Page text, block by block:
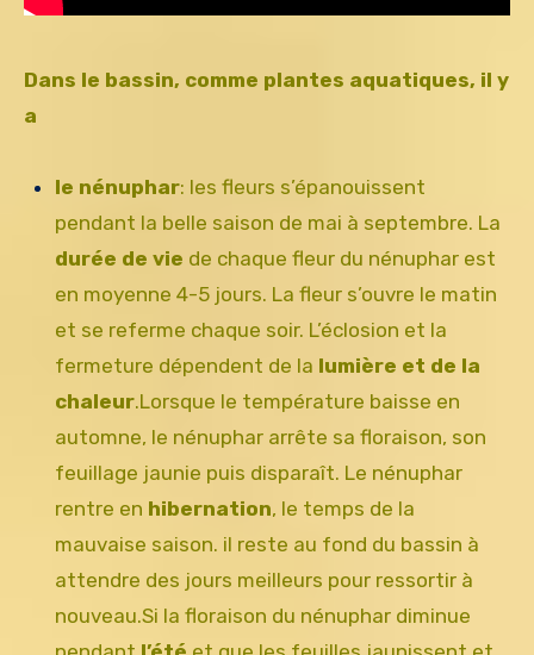
Dans le bassin, comme plantes aquatiques, il y
a
le nénuphar: les fleurs s’épanouissent
pendant la belle saison de mai à septembre. La
durée de vie de chaque fleur du nénuphar est
en moyenne 4-5 jours. La fleur s’ouvre le matin
et se referme chaque soir. L’éclosion et la
fermeture dépendent de la lumière et de la
chaleur.Lorsque le température baisse en
automne, le nénuphar arrête sa floraison, son
feuillage jaunie puis disparaît. Le nénuphar
rentre en hibernation, le temps de la
mauvaise saison. il reste au fond du bassin à
attendre des jours meilleurs pour ressortir à
nouveau.Si la floraison du nénuphar diminue